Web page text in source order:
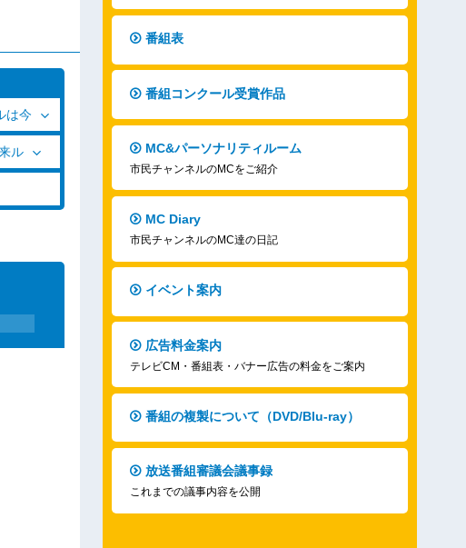
は今
ル
番組表
番組コンクール受賞作品
MC&パーソナリティルーム
市民チャンネルのMCをご紹介
MC Diary
市民チャンネルのMC達の日記
イベント案内
広告料金案内
テレビCM・番組表・バナー広告の料金をご案内
番組の複製について（DVD/Blu-ray）
放送番組審議会議事録
これまでの議事内容を公開